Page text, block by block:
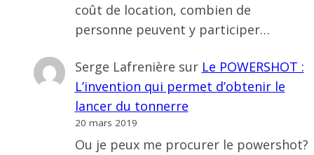
coût de location, combien de
personne peuvent y participer…
Serge Lafrenière sur Le POWERSHOT :
L’invention qui permet d’obtenir le
lancer du tonnerre
20 mars 2019
Ou je peux me procurer le powershot?